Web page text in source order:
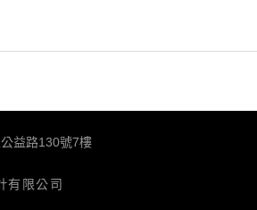
益路130號7樓
有限公司